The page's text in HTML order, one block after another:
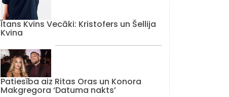
Ītans Kvins Vecāki: Kristofers un Šellija
Kvina
Patiesība aiz Ritas Oras un Konora
Makgregora ‘Datuma nakts’